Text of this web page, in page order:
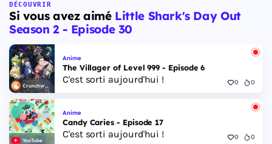
DÉCOUVRIR
Si vous avez aimé Little Shark's Day Out
Season 2 - Episode 30
Crunchyroll
Anime
The Villager of Level 999 - Episode 6
C'est sorti aujourd'hui ! 0 0
YouTube
Anime
Candy Caries - Episode 17
C'est sorti aujourd'hui ! 0 0